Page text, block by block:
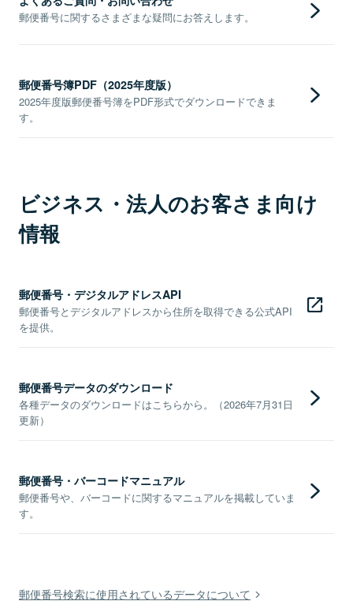
郵便番号に関するさまざまな疑問にお答えします。
郵便番号簿PDF（2025年度版）
2025年度版郵便番号簿をPDF形式でダウンロードできま
す。
ビジネス・法人のお客さま向け
情報
郵便番号・デジタルアドレスAPI
郵便番号とデジタルアドレスから住所を取得できる公式API
を提供。
郵便番号データのダウンロード
各種データのダウンロードはこちらから。（2026年7月31日
更新）
郵便番号・バーコードマニュアル
郵便番号や、バーコードに関するマニュアルを掲載していま
す。
郵便番号検索に使用されているデータについて